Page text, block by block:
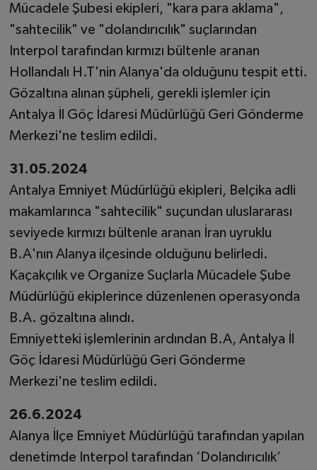
Mücadele Şubesi ekipleri, "kara para aklama",
"sahtecilik" ve "dolandırıcılık" suçlarından
Interpol tarafından kırmızı bültenle aranan
Hollandalı H.T'nin Alanya'da olduğunu tespit etti.
Gözaltına alınan şüpheli, gerekli işlemler için
Antalya İl Göç İdaresi Müdürlüğü Geri Gönderme
Merkezi'ne teslim edildi.
31.05.2024
Antalya Emniyet Müdürlüğü ekipleri, Belçika adli
makamlarınca "sahtecilik" suçundan uluslararası
seviyede kırmızı bültenle aranan İran uyruklu
B.A'nın Alanya ilçesinde olduğunu belirledi.
Kaçakçılık ve Organize Suçlarla Mücadele Şube
Müdürlüğü ekiplerince düzenlenen operasyonda
B.A. gözaltına alındı.
Emniyetteki işlemlerinin ardından B.A, Antalya İl
Göç İdaresi Müdürlüğü Geri Gönderme
Merkezi'ne teslim edildi.
26.6.2024
Alanya İlçe Emniyet Müdürlüğü tarafından yapılan
denetimde Interpol tarafından ‘Dolandırıcılık’